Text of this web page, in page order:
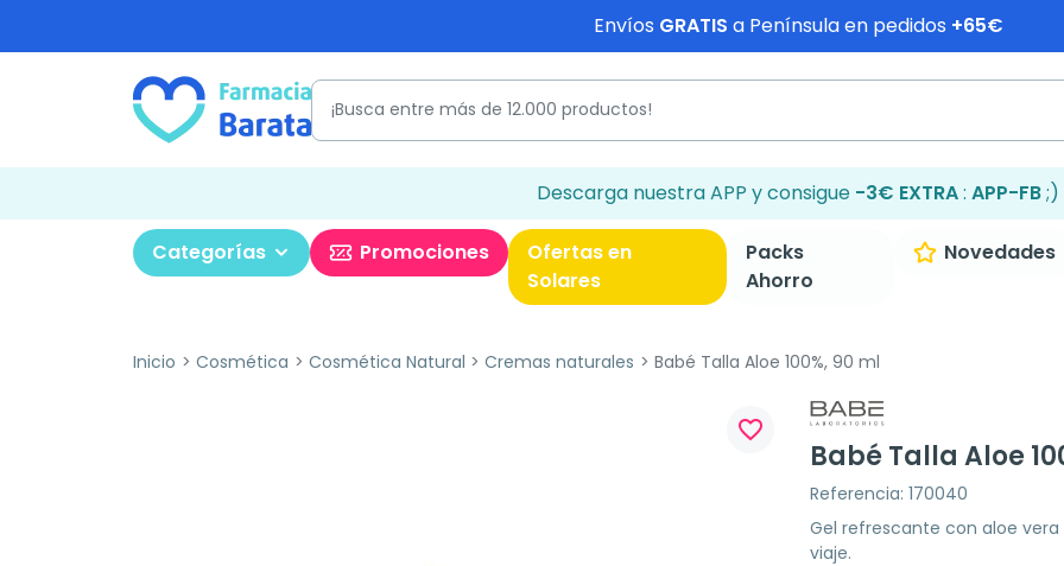
Envíos GRATIS a Península en pedidos +65€
Descarga nuestra APP y consigue -3€ EXTRA: APP-FB;)
Categorías Promociones
Ofertas en
Solares
Packs
Ahorro
Novedades
Inicio Cosmética Cosmética Natural Cremas naturales Babé Talla Aloe 100%, 90 ml
favorite_border
Babé Talla Aloe
Referencia: 170040
Gel refrescante con aloe
viaje.